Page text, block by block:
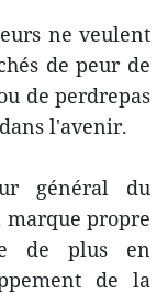
ne veulent
de peur de
de perdrepas
l'avenir.
général du
marque propre
de plus en
de la